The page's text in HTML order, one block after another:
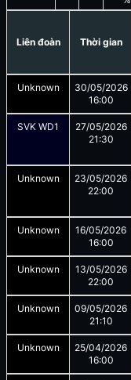
Liên đoàn Thời gian
Unknown
30/05/2026
16:00
SVK WD1
27/05/2026
21:30
Unknown
23/05/2026
22:00
Unknown
16/05/2026
16:00
Unknown
13/05/2026
22:00
Unknown
09/05/2026
21:10
Unknown
25/04/2026
16:00